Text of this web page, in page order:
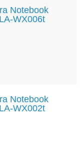
Notebook
WX006t
Notebook
WX002t